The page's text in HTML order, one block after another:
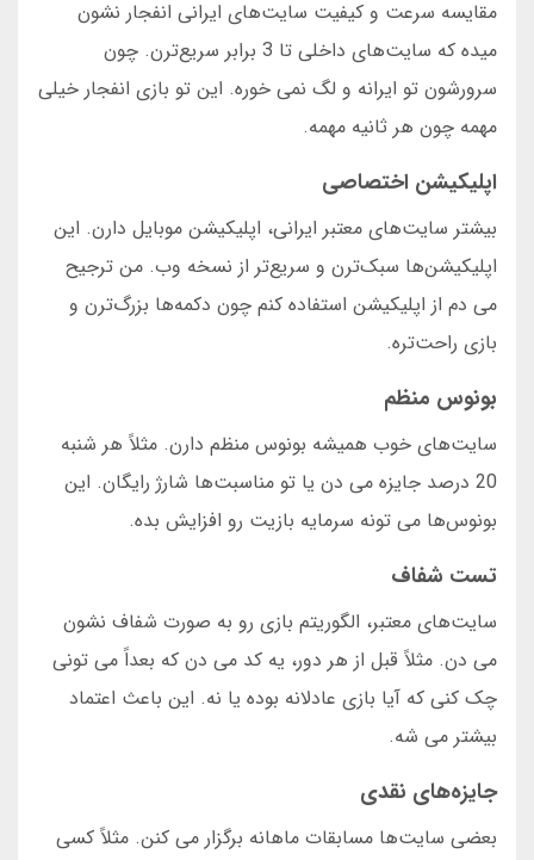
مقایسه سرعت و کیفیت سایت‌های ایرانی انفجار نشون
میده که سایت‌های داخلی تا 3 برابر سریع‌ترن. چون
سرورشون تو ایرانه و لگ نمی خوره. این تو بازی انفجار خیلی
مهمه چون هر ثانیه مهمه.
اپلیکیشن اختصاصی
بیشتر سایت‌های معتبر ایرانی، اپلیکیشن موبایل دارن. این
اپلیکیشن‌ها سبک‌ترن و سریع‌تر از نسخه وب. من ترجیح
می دم از اپلیکیشن استفاده کنم چون دکمه‌ها بزرگ‌ترن و
بازی راحت‌تره.
بونوس منظم
سایت‌های خوب همیشه بونوس منظم دارن. مثلاً هر شنبه
20 درصد جایزه می دن یا تو مناسبت‌ها شارژ رایگان. این
بونوس‌ها می تونه سرمایه بازیت رو افزایش بده.
تست شفاف
سایت‌های معتبر، الگوریتم بازی رو به صورت شفاف نشون
می دن. مثلاً قبل از هر دور، یه کد می دن که بعداً می تونی
چک کنی که آیا بازی عادلانه بوده یا نه. این باعث اعتماد
بیشتر می شه.
جایزه‌های نقدی
بعضی سایت‌ها مسابقات ماهانه برگزار می کنن. مثلاً کسی